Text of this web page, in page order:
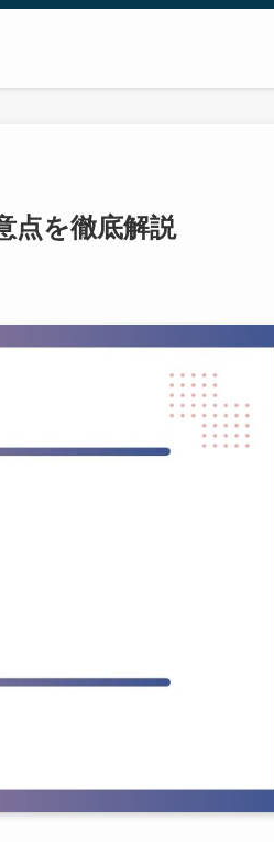
点を徹底解説